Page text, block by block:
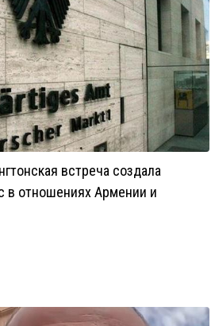
встреча создала
в отношениях Армении и